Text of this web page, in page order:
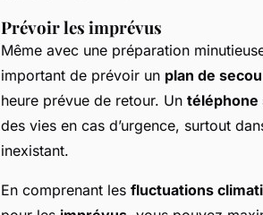
Prévoir les imprévus
Même avec une préparation
important de prévoir un plan de
heure prévue de retour. Un téléphone
des vies en cas d’urgence, surtout
inexistant.
En comprenant les fluctuations